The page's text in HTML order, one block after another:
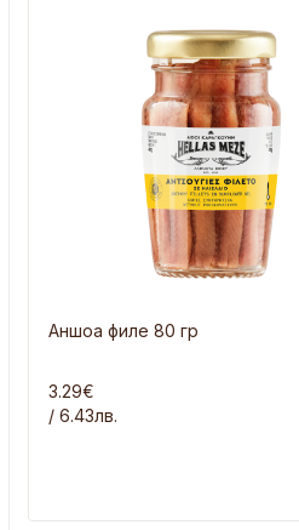
Аншоа филе 80 гр
3.29€
/ 6.43лв.